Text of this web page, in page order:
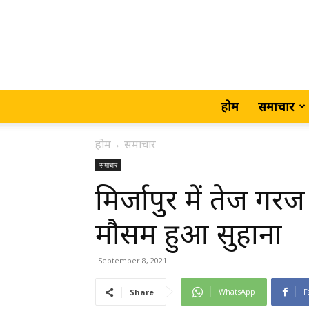
होम समाचार
होम समाचार
समाचार
मिर्जापुर में तेज
मौसम हुआ सुहाना
September 8, 2021
Share WhatsApp